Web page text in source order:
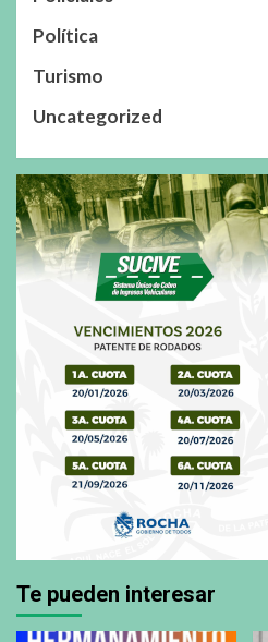
Política
Turismo
Uncategorized
Te pueden interesar